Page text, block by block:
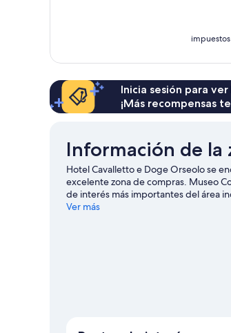
Inicia sesión para
¡Más recompensas
Información de la
Hotel Cavalletto e Doge Orseolo se
excelente zona de compras. Museo
de interés más importantes del área
una vuelta por Palacio Contarini del
Ver más